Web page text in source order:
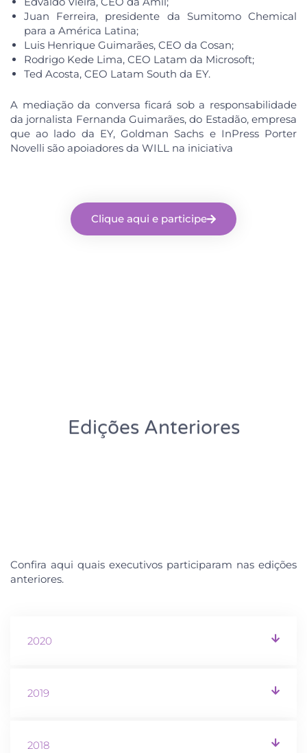
Juan Ferreira, presidente da Sumitomo Chemical
para a América Latina;
Luis Henrique Guimarães, CEO da Cosan;
Rodrigo Kede Lima, CEO Latam da Microsoft;
Ted Acosta, CEO Latam South da EY.
A mediação da conversa ficará sob a responsabilidade
da jornalista Fernanda Guimarães, do Estadão, empresa
que ao lado da EY, Goldman Sachs e InPress Porter
Novelli são apoiadores da WILL na iniciativa
Clique aqui e participe
Edições Anteriores
Confira aqui quais executivos participaram nas edições
anteriores.
2020
2019
2018